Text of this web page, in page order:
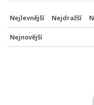
Nejlevnější Nejdražší
Nejnovější